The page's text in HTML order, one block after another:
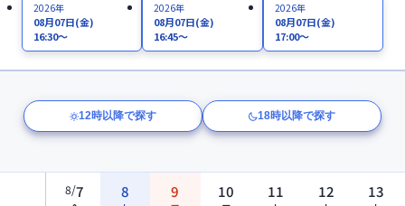
2026年
08月07日(金)
16:30～
2026年
08月07日(金)
16:45～
2026年
08月07日(金)
17:00～
12時以降で探す 18時以降で探す
8/7 8 9 10 11 12 13